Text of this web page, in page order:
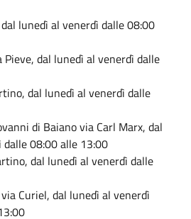
dal lunedì al venerdì dalle 08:00
Pieve, dal lunedì al venerdì dalle
dal lunedì al venerdì dalle
di Baianovia Carl Marx, dal
dalle 08:00alle 13:00
dal lunedì al venerdì dalle
via Curiel, dal lunedì al venerdì